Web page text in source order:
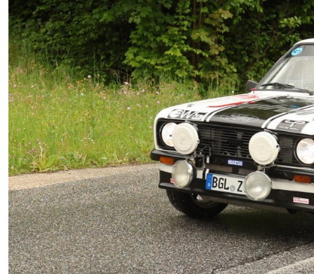
INFO
Rückblick
Erinnerungsliste
Sponsoren / Partner
Zimmernachweis
Archiv
Merchandising
Kontakt